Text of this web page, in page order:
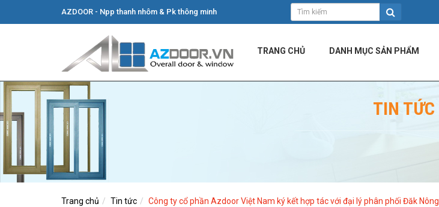
AZDOOR - Npp thanh nhôm & Pk thông minh
TRANG CHỦ DANH MỤC SẢN PHẨM
TIN TỨC
Trang chủ Tin tức Công ty cổ phần Azdoor Việt Nam ký kết hợp tác với đại lý phân phối Đăk Nông